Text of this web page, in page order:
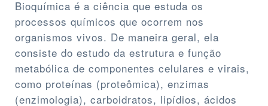
Bioquímica é a ciência que estuda os
processos químicos que ocorrem nos
organismos vivos. De maneira geral, ela
consiste do estudo da estrutura e função
metabólica de componentes celulares e virais,
como proteínas (proteômica), enzimas
(enzimologia), carboidratos, lipídios, ácidos